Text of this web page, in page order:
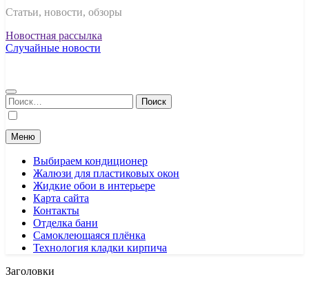
Статьи, новости, обзоры
Новостная рассылка
Случайные новости
Найти:
Меню
Выбираем кондиционер
Жалюзи для пластиковых окон
Жидкие обои в интерьере
Карта сайта
Контакты
Отделка бани
Самоклеющаяся плёнка
Технология кладки кирпича
Заголовки